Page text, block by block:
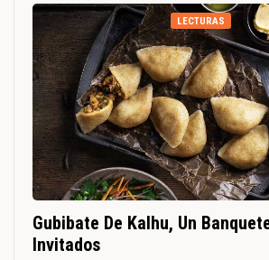
LECTURAS
Gubibate De Kalhu, Un
Invitados